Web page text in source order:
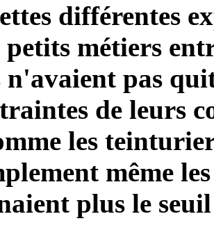
différentes
métiers
n'avaient pas
de leurs
les
même
plus le